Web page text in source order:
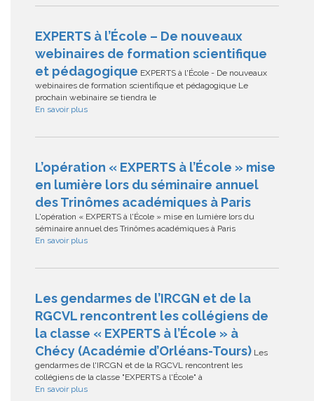
EXPERTS à l’École – De nouveaux
webinaires de formation scientifique
et pédagogique EXPERTS à l'École - De nouveaux
webinaires de formation scientifique et pédagogique Le
prochain webinaire se tiendra le
En savoir plus
L’opération « EXPERTS à l’École » mise
en lumière lors du séminaire annuel
des Trinômes académiques à Paris
L'opération « EXPERTS à l'École » mise en lumière lors du
séminaire annuel des Trinômes académiques à Paris
En savoir plus
Les gendarmes de l’IRCGN et de la
RGCVL rencontrent les collégiens de
la classe « EXPERTS à l’École » à
Chécy (Académie d’Orléans-Tours) Les
gendarmes de l'IRCGN et de la RGCVL rencontrent les
collégiens de la classe "EXPERTS à l'École" à
En savoir plus